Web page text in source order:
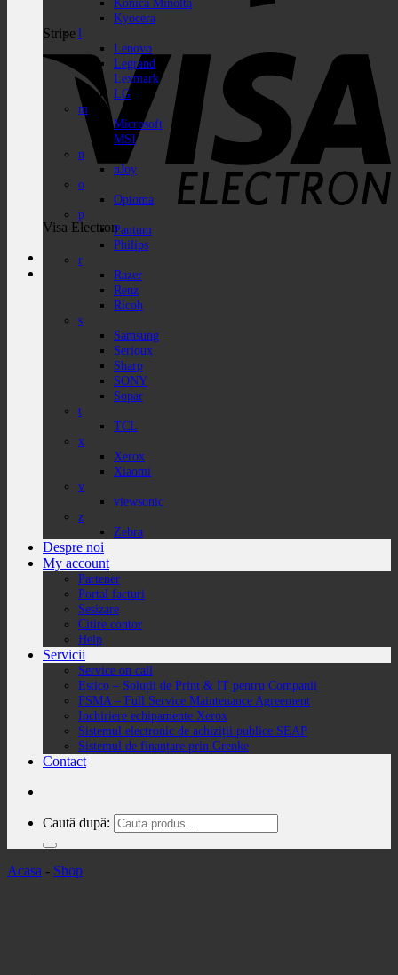
Stripe
Visa Electron
Kyocera
l
Lenovo
Legrand
Lexmark
LG
m
Microsoft
MSI
n
nJoy
o
Optoma
p
Pantum
Philips
r
Razer
Renz
Ricoh
s
Samsung
Serioux
Sharp
SONY
Sopar
t
TCL
x
Xerox
Xiaomi
v
viewsonic
z
Zebra
Despre noi
My account
Partener
Portal facturi
Sesizare
Citire contor
Help
Servicii
Service on call
Estico – Soluții de Print & IT pentru Companii
FSMA – Full Service Maintenance Agreement
Inchiriere echipamente Xerox
Sistemul electronic de achiziții publice SEAP
Sistemul de finanțare prin Grenke
Contact
Caută după:
Acasa - Shop